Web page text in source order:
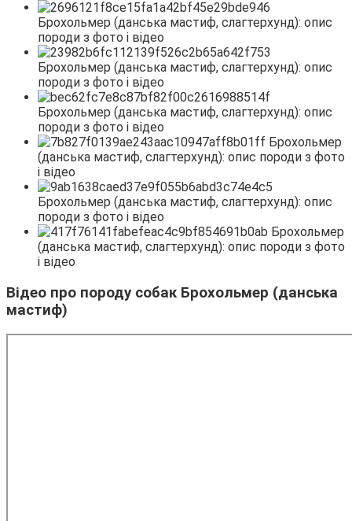
Відео про породу собак Брохольмер (данська
мастиф)